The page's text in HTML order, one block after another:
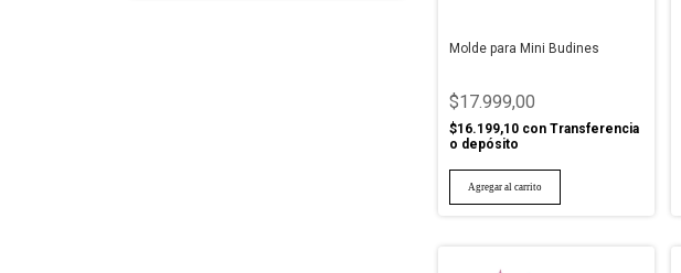
Molde para Mini Budines
$17.999,00
$16.199,10 con Transferencia
o depósito